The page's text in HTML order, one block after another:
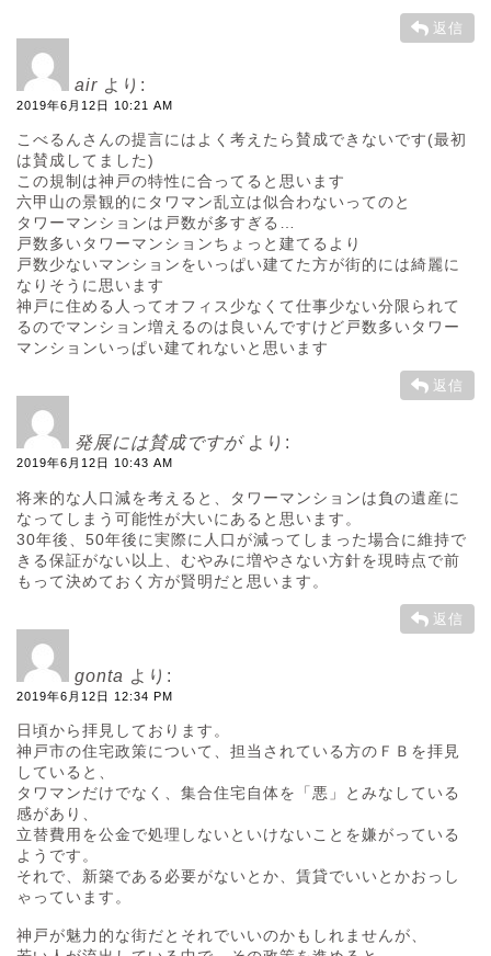
返信
air より:
2019年6月12日 10:21 AM
こべるんさんの提言にはよく考えたら賛成できないです(最初
は賛成してました)
この規制は神戸の特性に合ってると思います
六甲山の景観的にタワマン乱立は似合わないってのと
タワーマンションは戸数が多すぎる…
戸数多いタワーマンションちょっと建てるより
戸数少ないマンションをいっぱい建てた方が街的には綺麗に
なりそうに思います
神戸に住める人ってオフィス少なくて仕事少ない分限られて
るのでマンション増えるのは良いんですけど戸数多いタワー
マンションいっぱい建てれないと思います
返信
発展には賛成ですが より:
2019年6月12日 10:43 AM
将来的な人口減を考えると、タワーマンションは負の遺産に
なってしまう可能性が大いにあると思います。
30年後、50年後に実際に人口が減ってしまった場合に維持で
きる保証がない以上、むやみに増やさない方針を現時点で前
もって決めておく方が賢明だと思います。
返信
gonta より:
2019年6月12日 12:34 PM
日頃から拝見しております。
神戸市の住宅政策について、担当されている方のＦＢを拝見
していると、
タワマンだけでなく、集合住宅自体を「悪」とみなしている
感があり、
立替費用を公金で処理しないといけないことを嫌がっている
ようです。
それで、新築である必要がないとか、賃貸でいいとかおっし
ゃっています。
神戸が魅力的な街だとそれでいいのかもしれませんが、